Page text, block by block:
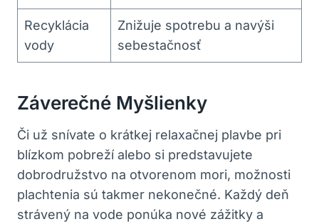
Recyklácia
vody
Znižuje spotrebu ‌a navýši
sebestačnosť
Záverečné Myšlienky
Či‍ už snívate o krátkej relaxačnej ‍plavbe pri
blízkom pobreží alebo​ si predstavujete
dobrodružstvo na‍ otvorenom mori, možnosti
plachtenia sú ‌takmer nekonečné. Každý deň
strávený na vode‌ ponúka​ nové ⁢zážitky ‌a